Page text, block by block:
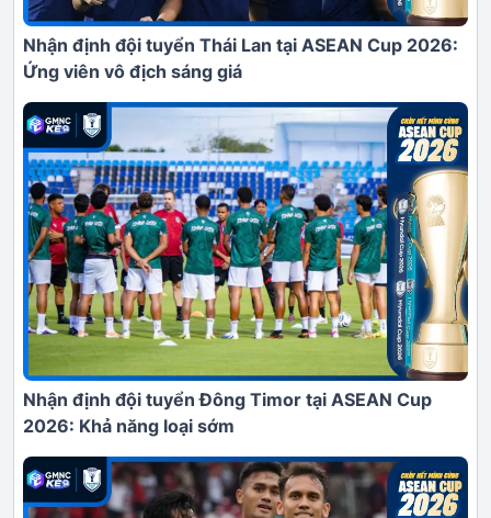
Nhận định đội tuyển Thái Lan tại ASEAN Cup 2026:
Ứng viên vô địch sáng giá
Nhận định đội tuyển Đông Timor tại ASEAN Cup
2026: Khả năng loại sớm